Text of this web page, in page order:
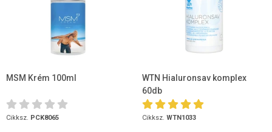
MSM Krém 100ml
Cikksz. PCK8065
WTN Hialuronsav komplex
60db
Cikksz. WTN1033